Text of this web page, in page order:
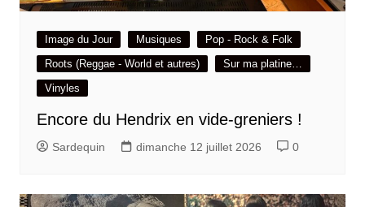
Image du Jour Musiques
Pop - Rock & Folk
Roots (Reggae - World et autres)
Sur ma platine…
Vinyles
Encore du Hendrix en vide-greniers !
Sardequin dimanche 12 juillet 2026 0